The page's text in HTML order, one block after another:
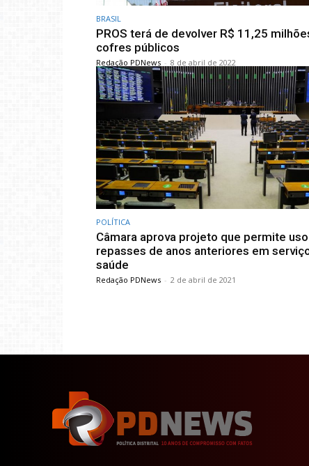
BRASIL
PROS terá de devolver R$ 11,25
cofres públicos
Redação PDNews - 8 de abril de 2022
POLÍTICA
Câmara aprova projeto que permite
repasses de anos anteriores em
saúde
Redação PDNews - 2 de abril de 2021